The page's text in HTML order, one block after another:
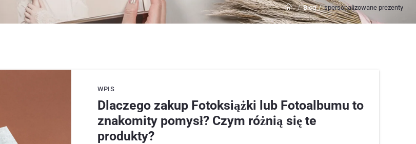
Blog spersonalizowane prezenty
WPIS
Dlaczego zakup Fotoksiążki lub Fotoalbumu to
znakomity pomysł? Czym różnią się te
produkty?